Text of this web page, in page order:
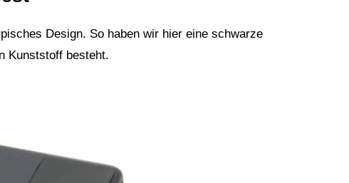
Design. So haben wir hier eine schwarze
Kunststoff besteht.